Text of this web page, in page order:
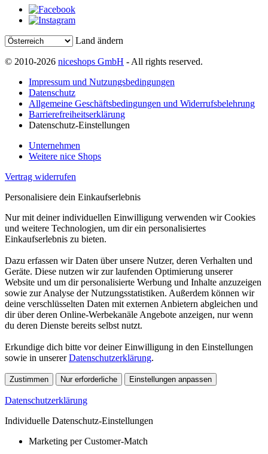
Land ändern
© 2010-2026 niceshops GmbH - All rights reserved.
Impressum und Nutzungsbedingungen
Datenschutz
Allgemeine Geschäftsbedingungen und Widerrufsbelehrung
Barrierefreiheitserklärung
Datenschutz-Einstellungen
Unternehmen
Weitere nice Shops
Vertrag widerrufen
Personalisiere dein Einkaufserlebnis
Nur mit deiner individuellen Einwilligung verwenden wir Cookies
und weitere Technologien, um dir ein personalisiertes
Einkaufserlebnis zu bieten.
Dazu erfassen wir Daten über unsere Nutzer, deren Verhalten und
Geräte. Diese nutzen wir zur laufenden Optimierung unserer
Website und um dir personalisierte Werbung und Inhalte anzuzeigen
sowie zur Analyse der Nutzungsstatistiken. Außerdem können wir
deine verschlüsselten Daten mit externen Anbietern abgleichen und
dir über deren Online-Werbekanäle Angebote anzeigen, nur wenn
du deren Dienste bereits selbst nutzt.
Erkundige dich bitte vor deiner Einwilligung in den Einstellungen
sowie in unsererDatenschutzerklärung.
Zustimmen Nur erforderliche Einstellungen anpassen
Datenschutzerklärung
Individuelle Datenschutz-Einstellungen
Marketing per Customer-Match